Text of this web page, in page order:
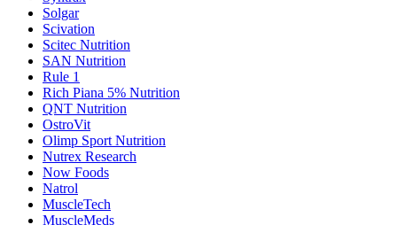
Solgar
Scivation
Scitec Nutrition
SAN Nutrition
Rule 1
Rich Piana 5% Nutrition
QNT Nutrition
OstroVit
Olimp Sport Nutrition
Nutrex Research
Now Foods
Natrol
MuscleTech
MuscleMeds